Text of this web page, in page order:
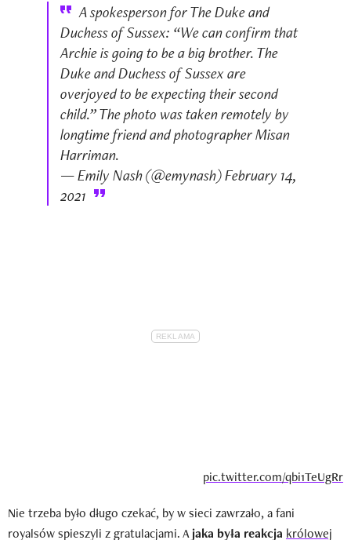
A spokesperson for The Duke and
Duchess of Sussex: “We can confirm that
Archie is going to be a big brother. The
Duke and Duchess of Sussex are
overjoyed to be expecting their second
child.” The photo was taken remotely by
longtime friend and photographer Misan
Harriman.
— Emily Nash (@emynash) February 14,
2021
pic.twitter.com/qbi1TeUgRr
Nie trzeba było długo czekać, by w sieci zawrzało, a fani
royalsów spieszyli z gratulacjami. Ajaka była reakcja królowej